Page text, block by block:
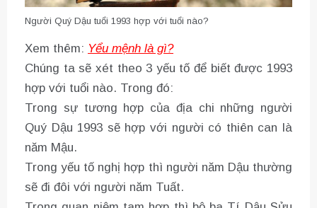
Người Quý Dậu tuổi 1993 hợp với tuổi nào?
Xem thêm: Yểu mệnh là gì?
Chúng ta sẽ xét theo 3 yếu tố để biết được 1993
hợp với tuổi nào. Trong đó:
Trong sự tương hợp của địa chi những người
Quý Dậu 1993 sẽ hợp với người có thiên can là
năm Mậu.
Trong yếu tố nghị hợp thì người năm Dậu thường
sẽ đi đôi với người năm Tuất.